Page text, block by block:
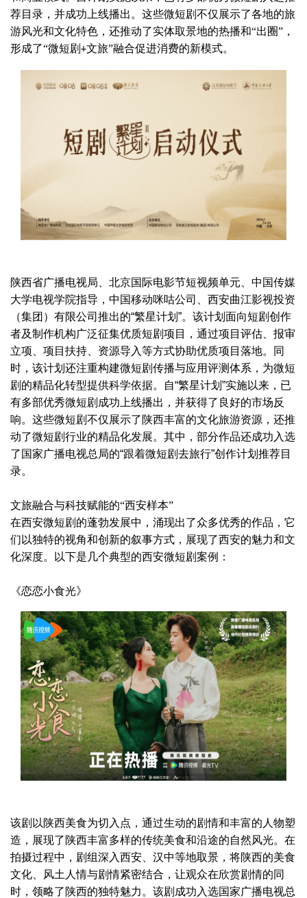
荐目录，并成功上线播出。这些微短剧不仅展示了各地的旅
游风光和文化特色，还推动了实体取景地的热播和“出圈”，
形成了“微短剧+文旅”融合促进消费的新模式。
陕西省广播电视局、北京国际电影节短视频单元、中国传媒
大学电视学院指导，中国移动咪咕公司、西安曲江影视投资
（集团）有限公司推出的“繁星计划”。该计划面向短剧创作
者及制作机构广泛征集优质短剧项目，通过项目评估、报审
立项、项目扶持、资源导入等方式协助优质项目落地。同
时，该计划还注重构建微短剧传播与应用评测体系，为微短
剧的精品化转型提供科学依据。自“繁星计划”实施以来，已
有多部优秀微短剧成功上线播出，并获得了良好的市场反
响。这些微短剧不仅展示了陕西丰富的文化旅游资源，还推
动了微短剧行业的精品化发展。其中，部分作品还成功入选
了国家广播电视总局的“跟着微短剧去旅行”创作计划推荐目
录。
文旅融合与科技赋能的“西安样本”
在西安微短剧的蓬勃发展中，涌现出了众多优秀的作品，它
们以独特的视角和创新的叙事方式，展现了西安的魅力和文
化深度。以下是几个典型的西安微短剧案例：
《恋恋小食光》
该剧以陕西美食为切入点，通过生动的剧情和丰富的人物塑
造，展现了陕西丰富多样的传统美食和沿途的自然风光。在
拍摄过程中，剧组深入西安、汉中等地取景，将陕西的美食
文化、风土人情与剧情紧密结合，让观众在欣赏剧情的同
时，领略了陕西的独特魅力。该剧成功入选国家广播电视总